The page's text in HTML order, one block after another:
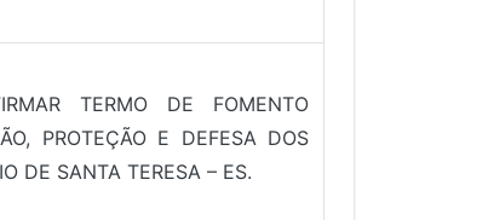
TERMO DE FOMENTO
PROTEÇÃO E DEFESA DOS
DE SANTA TERESA – ES.